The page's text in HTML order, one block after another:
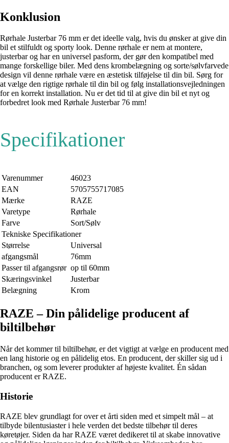
Konklusion
Rørhale Justerbar 76 mm er det ideelle valg, hvis du ønsker at give din
bil et stilfuldt og sporty look. Denne rørhale er nem at montere,
justerbar og har en universel pasform, der gør den kompatibel med
mange forskellige biler. Med dens krombelægning og sorte/sølvfarvede
design vil denne rørhale være en æstetisk tilføjelse til din bil. Sørg for
at vælge den rigtige rørhale til din bil og følg installationsvejledningen
for en korrekt installation. Nu er det tid til at give din bil et nyt og
forbedret look med Rørhale Justerbar 76 mm!
Specifikationer
Varenummer
46023
EAN
5705755717085
Mærke
RAZE
Varetype
Rørhale
Farve
Sort/Sølv
Tekniske Specifikationer
Størrelse
Universal
afgangsmål
76mm
Passer til afgangsrør op til 60mm
Skæringsvinkel
Justerbar
Belægning
Krom
RAZE – Din pålidelige producent af
biltilbehør
Når det kommer til biltilbehør, er det vigtigt at vælge en producent med
en lang historie og en pålidelig etos. En producent, der skiller sig ud i
branchen, og som leverer produkter af højeste kvalitet. Én sådan
producent er RAZE.
Historie
RAZE blev grundlagt for over et årti siden med et simpelt mål – at
tilbyde bilentusiaster i hele verden det bedste tilbehør til deres
køretøjer. Siden da har RAZE været dedikeret til at skabe innovative